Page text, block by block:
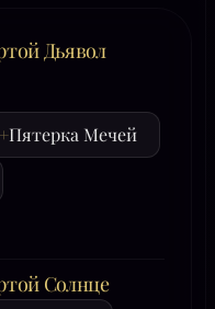
Дьявол
+Пятерка Мечей
Солнце